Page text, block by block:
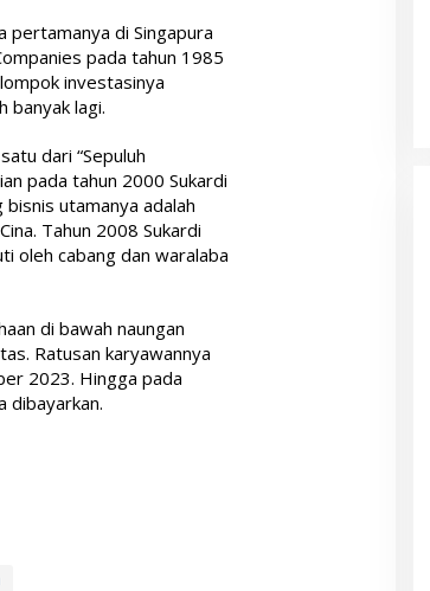
pertamanya di Singapura
pada tahun 1985
investasinya
banyak lagi.
dari “Sepuluh
pada tahun 2000 Sukardi
utamanya adalah
Tahun 2008 Sukardi
oleh cabang dan waralaba
di bawah naungan
Ratusan karyawannya
2023. Hingga pada
dibayarkan.